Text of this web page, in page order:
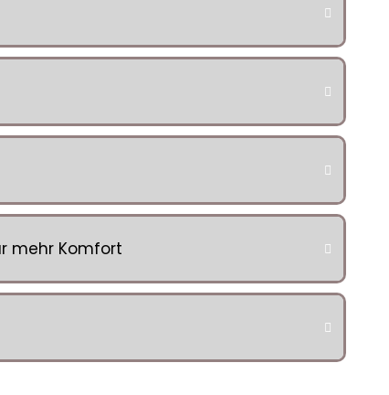
mehr Komfort